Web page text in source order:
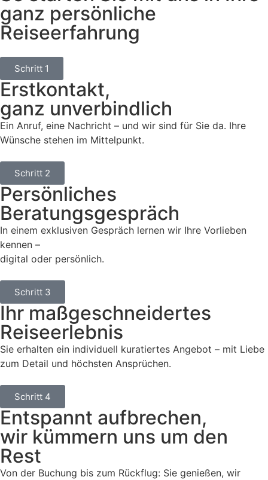
ganz persönliche
Reiseerfahrung
Schritt 1
Erstkontakt,
ganz unverbindlich
Ein Anruf, eine Nachricht – und wir sind für Sie da. Ihre
Wünsche stehen im Mittelpunkt.
Schritt 2
Persönliches
Beratungsgespräch
In einem exklusiven Gespräch lernen wir Ihre Vorlieben
kennen –
digital oder persönlich.
Schritt 3
Ihr maßgeschneidertes
Reiseerlebnis
Sie erhalten ein individuell kuratiertes Angebot – mit Liebe
zum Detail und höchsten Ansprüchen.
Schritt 4
Entspannt aufbrechen,
wir kümmern uns um den
Rest
Von der Buchung bis zum Rückflug: Sie genießen, wir